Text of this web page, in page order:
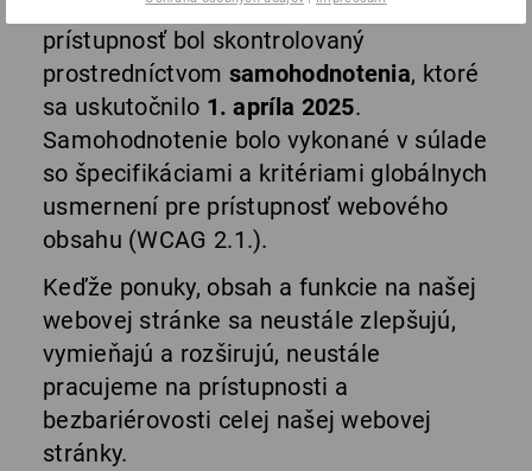
spoločnosti Strauss s požiadavkami na
prístupnosť bol skontrolovaný
prostredníctvom samohodnotenia, ktoré
sa uskutočnilo 1. apríla 2025.
Samohodnotenie bolo vykonané v súlade
so špecifikáciami a kritériami globálnych
usmernení pre prístupnosť webového
obsahu (WCAG 2.1.).
Keďže ponuky, obsah a funkcie na našej
webovej stránke sa neustále zlepšujú,
vymieňajú a rozširujú, neustále
pracujeme na prístupnosti a
bezbariérovosti celej našej webovej
stránky.